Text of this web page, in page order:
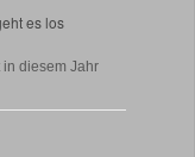
es los
in diesem Jahr